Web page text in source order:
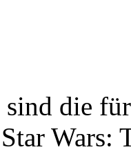
sind die
Wars: